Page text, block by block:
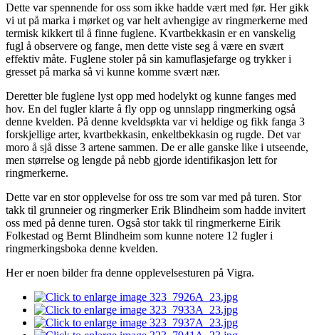
Dette var spennende for oss som ikke hadde vært med før. Her gikk
vi ut på marka i mørket og var helt avhengige av ringmerkerne med
termisk kikkert til å finne fuglene. Kvartbekkasin er en vanskelig
fugl å observere og fange, men dette viste seg å være en svært
effektiv måte. Fuglene stoler på sin kamuflasjefarge og trykker i
gresset på marka så vi kunne komme svært nær.
Deretter ble fuglene lyst opp med hodelykt og kunne fanges med
hov. En del fugler klarte å fly opp og unnslapp ringmerking også
denne kvelden. På denne kveldsøkta var vi heldige og fikk fanga 3
forskjellige arter, kvartbekkasin, enkeltbekkasin og rugde. Det var
moro å sjå disse 3 artene sammen. De er alle ganske like i utseende,
men størrelse og lengde på nebb gjorde identifikasjon lett for
ringmerkerne.
Dette var en stor opplevelse for oss tre som var med på turen. Stor
takk til grunneier og ringmerker Erik Blindheim som hadde invitert
oss med på denne turen. Også stor takk til ringmerkerne Eirik
Folkestad og Bernt Blindheim som kunne notere 12 fugler i
ringmerkingsboka denne kvelden.
Her er noen bilder fra denne opplevelsesturen på Vigra.